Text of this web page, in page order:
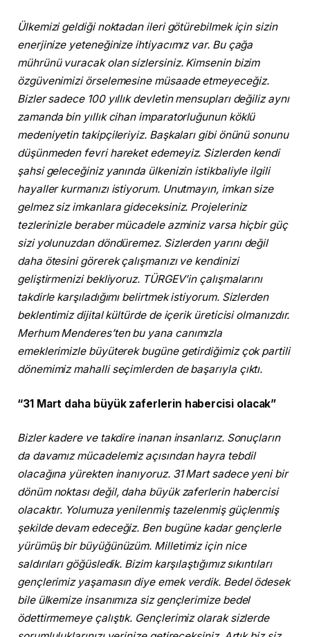
Ülkemizi geldiği noktadan ileri götürebilmek için sizin
enerjinize yeteneğinize ihtiyacımız var. Bu çağa
mührünü vuracak olan sizlersiniz. Kimsenin bizim
özgüvenimizi örselemesine müsaade etmeyeceğiz.
Bizler sadece 100 yıllık devletin mensupları değiliz aynı
zamanda bin yıllık cihan imparatorluğunun köklü
medeniyetin takipçileriyiz. Başkaları gibi önünü sonunu
düşünmeden fevri hareket edemeyiz. Sizlerden kendi
şahsi geleceğiniz yanında ülkenizin istikbaliyle ilgili
hayaller kurmanızı istiyorum. Unutmayın, imkan size
gelmez siz imkanlara gideceksiniz. Projeleriniz
tezlerinizle beraber mücadele azminiz varsa hiçbir güç
sizi yolunuzdan döndüremez. Sizlerden yarını değil
daha ötesini görerek çalışmanızı ve kendinizi
geliştirmenizi bekliyoruz. TÜRGEV’in çalışmalarını
takdirle karşıladığımı belirtmek istiyorum. Sizlerden
beklentimiz dijital kültürde de içerik üreticisi olmanızdır.
Merhum Menderes’ten bu yana canımızla
emeklerimizle büyüterek bugüne getirdiğimiz çok partili
dönemimiz mahalli seçimlerden de başarıyla çıktı.
“31 Mart daha büyük zaferlerin habercisi olacak”
Bizler kadere ve takdire inanan insanlarız. Sonuçların
da davamız mücadelemiz açısından hayra tebdil
olacağına yürekten inanıyoruz. 31 Mart sadece yeni bir
dönüm noktası değil, daha büyük zaferlerin habercisi
olacaktır. Yolumuza yenilenmiş tazelenmiş güçlenmiş
şekilde devam edeceğiz. Ben bugüne kadar gençlerle
yürümüş bir büyüğünüzüm. Milletimiz için nice
saldırıları göğüsledik. Bizim karşılaştığımız sıkıntıları
gençlerimiz yaşamasın diye emek verdik. Bedel ödesek
bile ülkemize insanımıza siz gençlerimize bedel
ödettirmemeye çalıştık. Gençlerimiz olarak sizlerde